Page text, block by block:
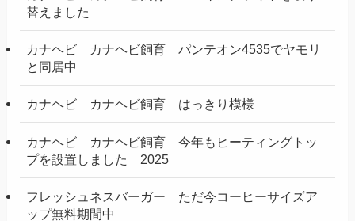
替えました
カナヘビ カナヘビ飼育 パンテオン4535でヤモリ
と同居中
カナヘビ カナヘビ飼育 はっきり模様
カナヘビ カナヘビ飼育 今年もヒーティングトッ
プを設置しました 2025
フレッシュネスバーガー ただ今コーヒーサイズア
ップ無料期間中